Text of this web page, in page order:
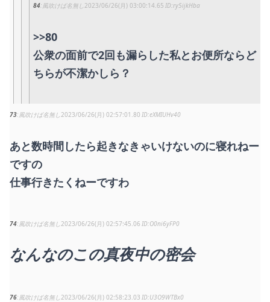
84 風吹けば名無し 2023/06/26(月) 03:00:14.65 ry5ijkHba
>>80
公衆の面前で2回も漏らした私とお便所ならど
ちらが不潔かしら？
73 風吹けば名無し 2023/06/26(月) 02:57:01.80 eXMIUHv40
あと数時間したら起きなきゃいけないのに寝れねー
ですの
仕事行きたくねーですわ
74 風吹けば名無し 2023/06/26(月) 02:57:45.06 O0ni6yFP0
なんなのこの真夜中の密会
76 風吹けば名無し 2023/06/26(月) 02:58:23.03 U3O9WTBx0